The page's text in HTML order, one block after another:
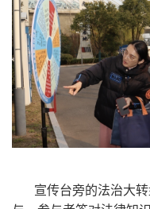
宣传台旁的法治大